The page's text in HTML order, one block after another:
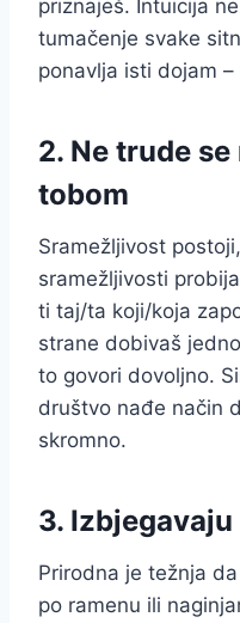
priznaješ. Intuicija
tumačenje svake
ponavlja isti dojam
2. Ne trude
tobom
Sramežljivost
sramežljivosti
ti taj/ta koji/koja
strane dobivaš
to govori dovoljno.
društvo nađe način
skromno.
3.
Prirodna je težnja
po ramenu ili